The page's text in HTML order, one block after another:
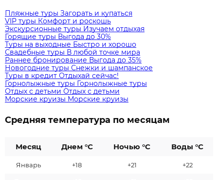
Пляжные туры Загорать и купаться
VIP туры Комфорт и роскошь
Экскурсионные туры Изучаем отдыхая
Горящие туры Выгода до 30%
Туры на выходные Быстро и хорошо
Свадебные туры В любой точке мира
Раннее бронирование Выгода до 35%
Новогодние туры Снежки и шампанское
Туры в кредит Отдыхай сейчас!
Горнолыжные туры Горнолыжные туры
Отдых с детьми Отдых с детьми
Морские круизы Морские круизы
Средняя температура по месяцам
Месяц Днем °C Ночью °C Воды °C
Январь +18 +21 +22